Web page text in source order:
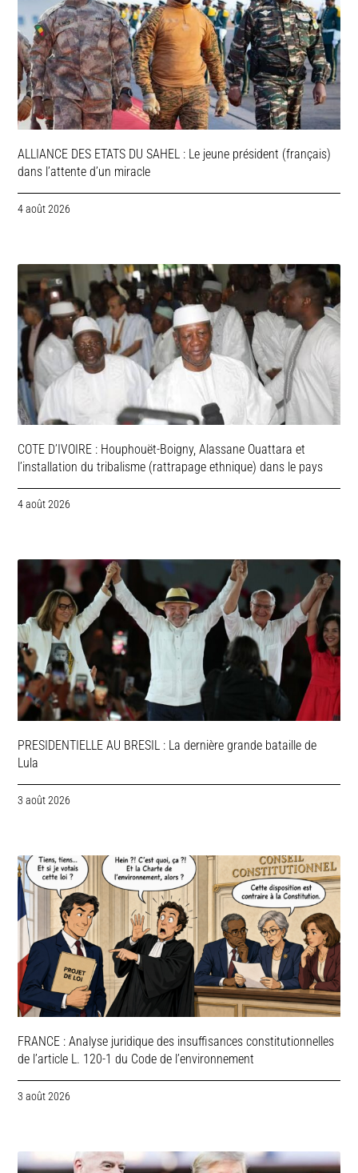
ALLIANCE DES ETATS DU SAHEL : Le jeune président (français)
dans l’attente d’un miracle
4 août 2026
COTE D’IVOIRE : Houphouët-Boigny, Alassane Ouattara et
l’installation du tribalisme (rattrapage ethnique) dans le pays
4 août 2026
PRESIDENTIELLE AU BRESIL : La dernière grande bataille de
Lula
3 août 2026
FRANCE : Analyse juridique des insuffisances constitutionnelles
de l’article L. 120-1 du Code de l’environnement
3 août 2026